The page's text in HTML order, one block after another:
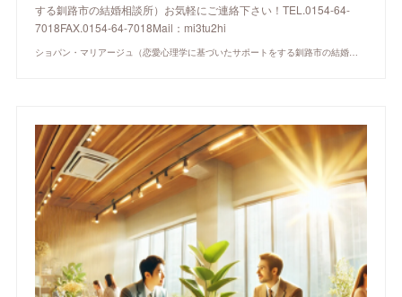
する釧路市の結婚相談所）お気軽にご連絡下さい！TEL.0154-64-
7018FAX.0154-64-7018Mail：mi3tu2hi